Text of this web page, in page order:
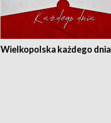
Wielkopolska każdego dnia